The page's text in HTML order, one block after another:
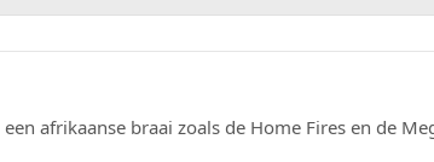
afrikaanse braai zoals de Home Fires en de